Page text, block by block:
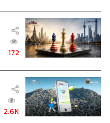
172
2.6K